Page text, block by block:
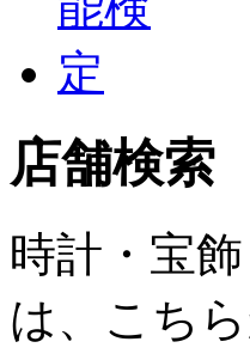
店舗検索
時計・宝
は、こち